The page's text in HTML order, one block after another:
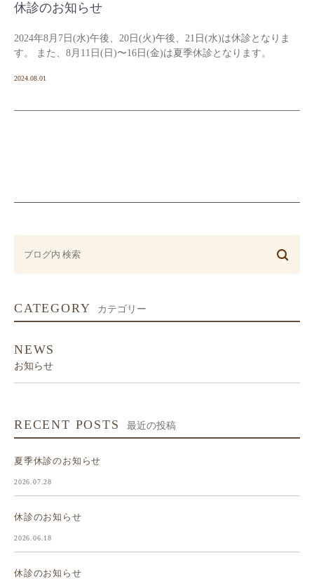
休診のお知らせ
2024年8月7日(水)午後、20日(火)午後、21日(水)は休診となりま
す。 また、8月11日(日)〜16日(金)は夏季休診となります。
2024.08.01
CATEGORY カテゴリー
NEWS
お知らせ
RECENT POSTS 最近の投稿
夏季休診のお知らせ
2026.07.28
休診のお知らせ
2026.06.18
休診のお知らせ